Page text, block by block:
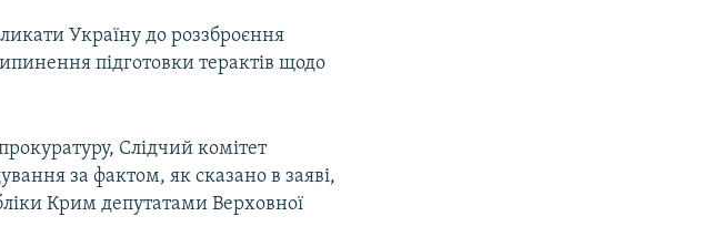
Україну до роззброєння
підготовки терактів щодо
Слідчий комітет
за фактом, як сказано в заяві,
Крим депутатами Верховної